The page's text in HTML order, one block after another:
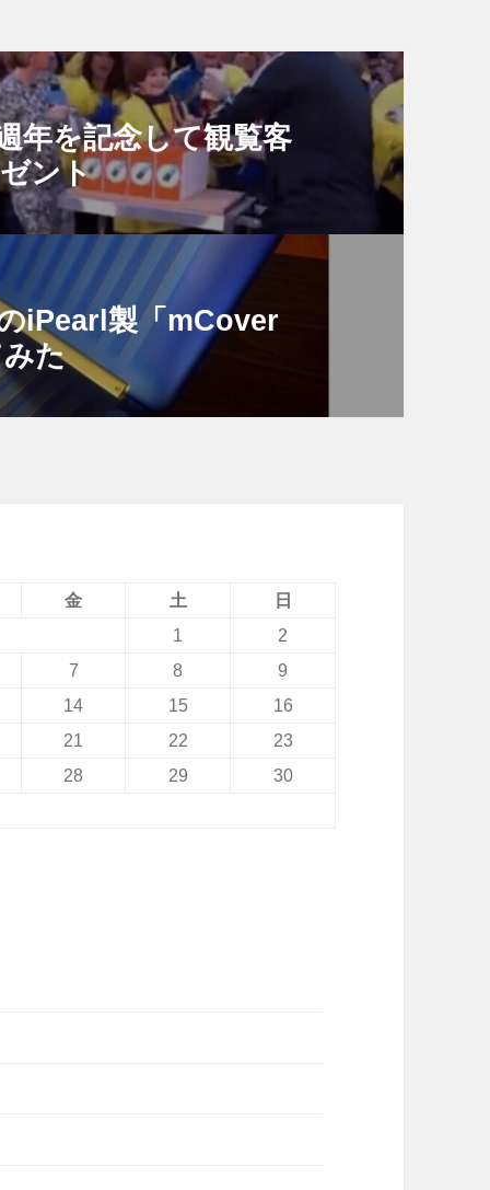
年を記念して観覧客
ント
iPearl製「mCover
た
金 土
日
1
2
7 8
9
14 15
16
21 22
23
28 29
30